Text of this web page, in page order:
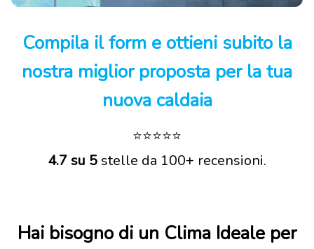
Compila il form e ottieni subito la
nostra miglior proposta per la tua
nuova caldaia
⭐⭐⭐⭐⭐
4.7 su 5 stelle da 100+ recensioni.
Hai bisogno di un Clima Ideale per